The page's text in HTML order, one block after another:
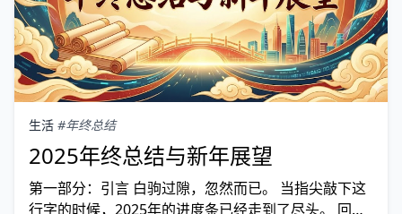
生活 #年终总结
2025年终总结与新年展望
第一部分：引言 白驹过隙，忽然而已。 当指尖敲下这
行字的时候，2025年的进度条已经走到了尽头。 回看